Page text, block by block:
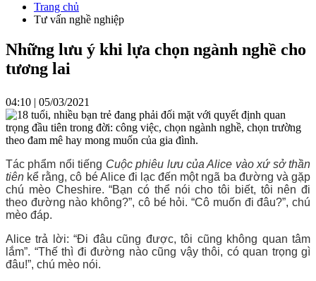
Trang chủ
Tư vấn nghề nghiệp
Những lưu ý khi lựa chọn ngành nghề cho
tương lai
04:10 | 05/03/2021
18 tuổi, nhiều bạn trẻ đang phải đối mặt với quyết định quan
trọng đầu tiên trong đời: công việc, chọn ngành nghề, chọn trường
theo đam mê hay mong muốn của gia đình.
Tác phẩm nổi tiếng Cuộc phiêu lưu của Alice vào xứ sở thần
tiên kể rằng, cô bé Alice đi lạc đến một ngã ba đường và gặp
chú mèo Cheshire. “Bạn có thể nói cho tôi biết, tôi nên đi
theo đường nào không?”, cô bé hỏi. “Cô muốn đi đâu?”, chú
mèo đáp.
Alice trả lời: “Đi đâu cũng được, tôi cũng không quan tâm
lắm”. “Thế thì đi đường nào cũng vậy thôi, có quan trọng gì
đâu!”, chú mèo nói.